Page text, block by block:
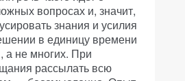
вопросах и, значит,
знания и усилия
в единицу времени
не многих. При
рассылать всю